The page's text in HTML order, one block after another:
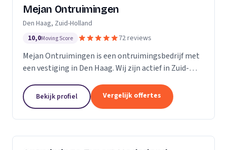
Mejan Ontruimingen
Den Haag, Zuid-Holland
10,0Moving Score 72 reviews
Mejan Ontruimingen is een ontruimingsbedrijf met
een vestiging in Den Haag. Wij zijn actief in Zuid-
een 5.Bekijk profiel Vergelijk offertes